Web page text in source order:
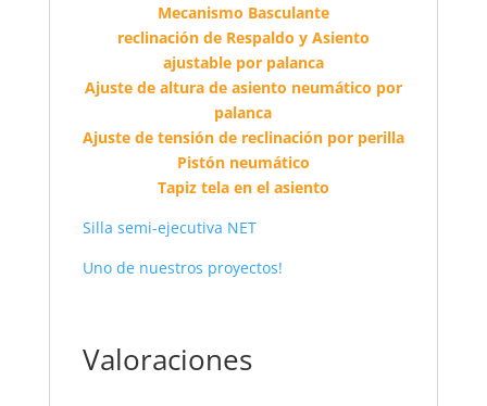
Mecanismo Basculante
reclinación de Respaldo y Asiento
ajustable por palanca
Ajuste de altura de asiento neumático por
palanca
Ajuste de tensión de reclinación por perilla
Pistón neumático
Tapiz tela en el asiento
Silla semi-ejecutiva NET
Uno de nuestros proyectos!
Valoraciones